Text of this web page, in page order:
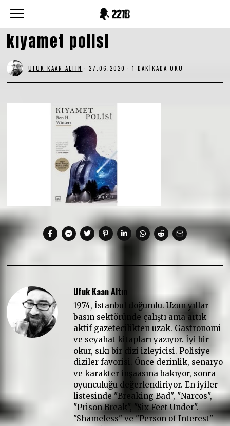
kıyamet polisi
UFUK KAAN ALTIN 27.06.2020 2
.
1 DAKIKADA OKU
Ufuk Kaan Altın
1974, İstanbul doğumlu. Uzun yıllar
basın sektöründe çalıştı ama artık
aktif gazetecilikten uzak. Gastronomi
ve seyahat kitapları yazıyor. İyi bir
okur, sıkı bir dizi izleyicisi. Polisiye
diziler favorisi. Önce derinlik, senaryo
ve karakter inşaasına bakıyor, sonra
oyunculuğu değerlendiriyor. En iyiler
listesinde "Breaking Bad", "Narcos",
"Prison Break", "Six Feet Under".
"Shameless" ve "Person of Interest"